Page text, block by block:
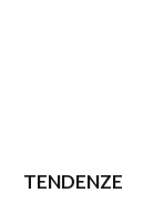
TENDENZE